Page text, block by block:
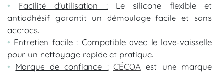
• Facilité d'utilisation : Le silicone flexible et
antiadhésif garantit un démoulage facile et sans
accrocs.
• Entretien facile : Compatible avec le lave-vaisselle
pour un nettoyage rapide et pratique.
• Marque de confiance : CÉCOAest une marque